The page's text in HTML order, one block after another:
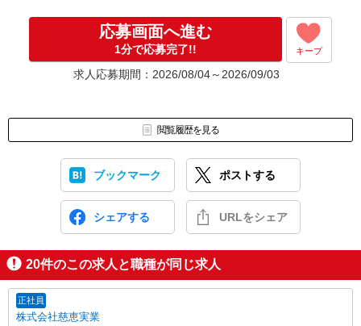
※ご応募のタイミングによっては募集が終了している場合もござい
ます。予めご了承ください。
応募画面へ進む
1分で応募完了!! キープ
求人応募期間：2026/08/04～2026/09/03
閲覧履歴を見る
ブックマーク ポストする
シェアする URLをシェア
20件のこの求人と職種が同じ求人
正社員
株式会社慈恵実業